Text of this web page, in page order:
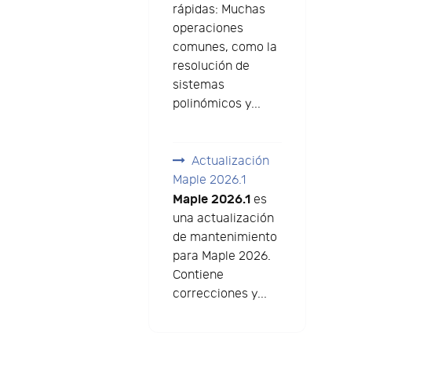
rápidas: Muchas
operaciones
comunes, como la
resolución de
sistemas
polinómicos y...
Actualización
Maple 2026.1
Maple 2026.1es
una actualización
de mantenimiento
para Maple 2026.
Contiene
correcciones y...